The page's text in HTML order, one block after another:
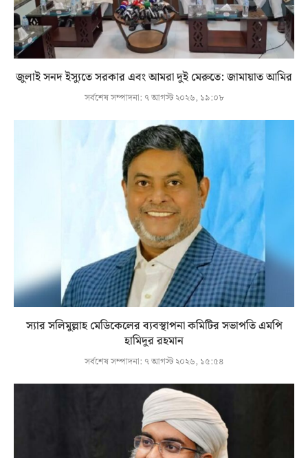
জুলাই সনদ ইস্যুতে সরকার এবং আমরা দুই মেরুতে: জামায়াত আমির
সর্বশেষ সম্পাদনা: ৭ আগস্ট ২০২৬, ১৯:০৮
স্যার সলিমুল্লাহ মেডিকেলের ব্যবস্থাপনা কমিটির সভাপতি এমপি
হামিদুর রহমান
সর্বশেষ সম্পাদনা: ৭ আগস্ট ২০২৬, ১৫:৫৪